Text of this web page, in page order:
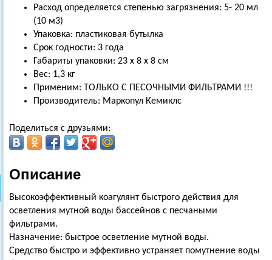
Расход определяется степенью загрязнения: 5- 20 мл
(10 м3)
Упаковка: пластиковая бутылка
Срок годности: 3 года
Габариты упаковки: 23 х 8 х 8 см
Вес: 1,3 кг
Применим: ТОЛЬКО С ПЕСОЧНЫМИ ФИЛЬТРАМИ !!!
Производитель: Маркопул Кемиклс
Поделиться с друзьями:
Описание
Высокоэффективный коагулянт быстрого действия для
осветления мутной воды бассейнов с песчаными
фильтрами.
Назначение: быстрое осветление мутной воды.
Средство быстро и эффективно устраняет помутнение воды